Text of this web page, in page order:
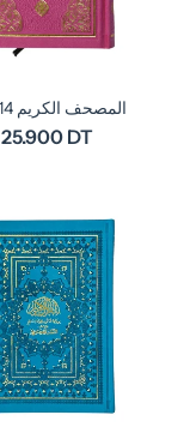
20x14 المصحف الكريم
25.900 DT